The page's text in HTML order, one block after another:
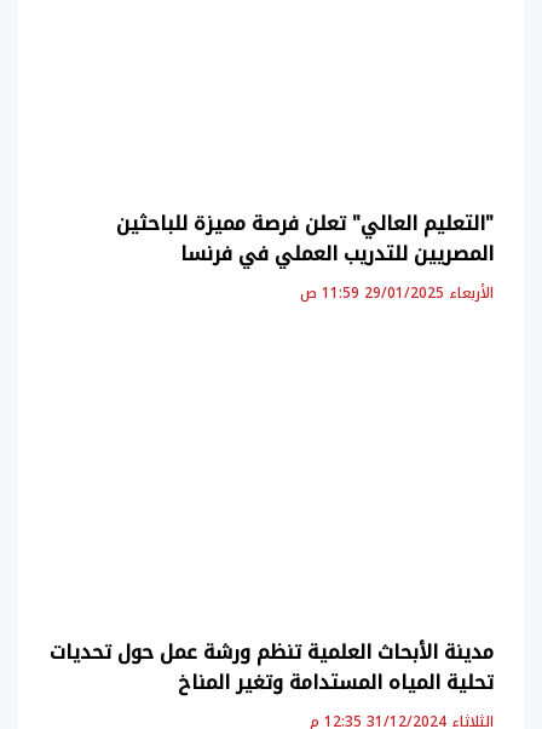
"التعليم العالي" تعلن فرصة مميزة للباحثين
المصريين للتدريب العملي في فرنسا
الأربعاء 29/01/2025 11:59 ص
مدينة الأبحاث العلمية تنظم ورشة عمل حول تحديات
تحلية المياه المستدامة وتغير المناخ
الثلاثاء 31/12/2024 12:35 م